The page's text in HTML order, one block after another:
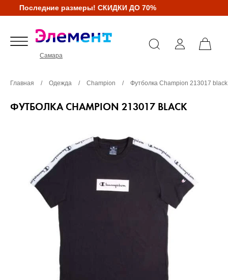
Последние размеры! СКИДКИ ДО 70%
Самара
Главная / Одежда / Champion / Футболка Champion 213017 black
ФУТБОЛКА CHAMPION 213017 BLACK